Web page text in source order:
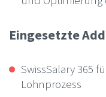
Eingesetzte
SwissSalary 365
Lohnprozess